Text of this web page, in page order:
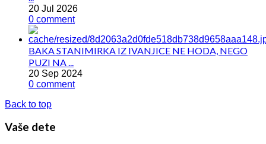
20 Jul 2026
0 comment
BAKA STANIMIRKA IZ IVANJICE NE HODA, NEGO
PUZI NA ...
20 Sep 2024
0 comment
Back to top
Vaše dete